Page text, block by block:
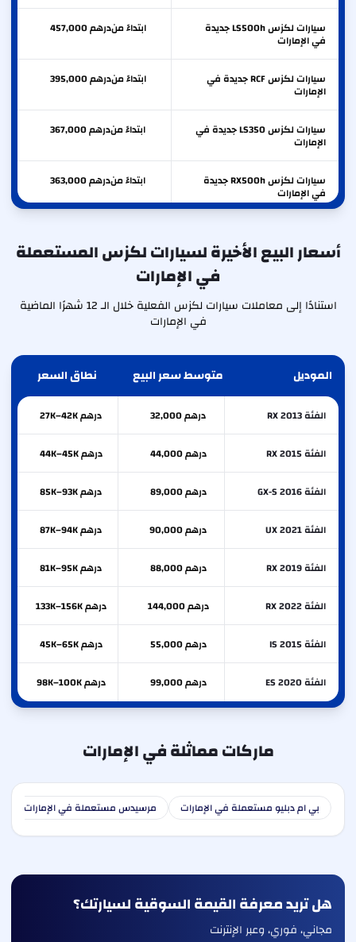
سيارات لكزس LS500h جديدة
في الإمارات
ابتداءً من 457,000درهم
سيارات لكزس RCF جديدة في
الإمارات
ابتداءً من 395,000درهم
سيارات لكزس LS350 جديدة في
الإمارات
ابتداءً من 367,000درهم
سيارات لكزس RX500h جديدة
في الإمارات
ابتداءً من 363,000درهم
الإمارات
سيارات لكزس RX350h جديدة ابتداءً من
أسعار البيع الأخيرة لسيارات لكزس المستعملة
في الإمارات
استنادًا إلى معاملات سيارات لكزس الفعلية خلال الـ 12 شهرًا الماضية
في الإمارات
الموديل متوسط سعر البيع نطاق السعر
الفئة RX 2013 درهم 32,000 درهم 27K–42K
الفئة RX 2015 درهم 44,000 درهم 44K–45K
الفئة GX-S 2016 درهم 89,000 درهم 85K–93K
الفئة UX 2021 درهم 90,000 درهم 87K–94K
الفئة RX 2019 درهم 88,000 درهم 81K–95K
الفئة RX 2022 درهم 144,000 درهم 133K–156K
الفئة IS 2015 درهم 55,000 درهم 45K–65K
الفئة ES 2020 درهم 99,000 درهم 98K–100K
ماركات مماثلة في الإمارات
بي ام دبليو مستعملة في الإمارات مرسيدس مستعملة في الإمارات
هل تريد معرفة القيمة السوقية لسيارتك؟
مجاني، فوري، وعبر الإنترنت